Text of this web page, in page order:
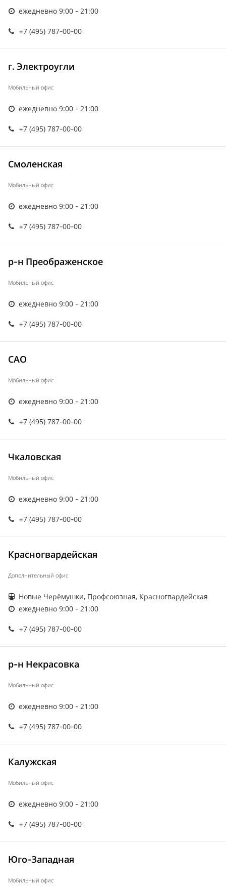
ежедневно 9:00 - 21:00
+7 (495) 787-00-00
г. Электроугли
Мобильный офис
ежедневно 9:00 - 21:00
+7 (495) 787-00-00
Смоленская
Мобильный офис
ежедневно 9:00 - 21:00
+7 (495) 787-00-00
р-н Преображенское
Мобильный офис
ежедневно 9:00 - 21:00
+7 (495) 787-00-00
САО
Мобильный офис
ежедневно 9:00 - 21:00
+7 (495) 787-00-00
Чкаловская
Мобильный офис
ежедневно 9:00 - 21:00
+7 (495) 787-00-00
Красногвардейская
Дополнительный офис
Новые Черёмушки, Профсоюзная, Красногвардейская
ежедневно 9:00 - 21:00
+7 (495) 787-00-00
р-н Некрасовка
Мобильный офис
ежедневно 9:00 - 21:00
+7 (495) 787-00-00
Калужская
Мобильный офис
ежедневно 9:00 - 21:00
+7 (495) 787-00-00
Юго-Западная
Мобильный офис